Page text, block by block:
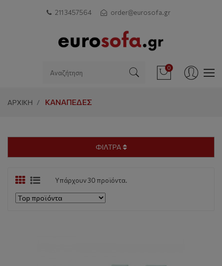
211 3457564 order@eurosofa.gr
0
ΑΡΧΙΚΗ ΚΑΝΑΠΈΔΕΣ
ΦΙΛΤΡΑ
Υπάρχουν 30 προϊόντα.